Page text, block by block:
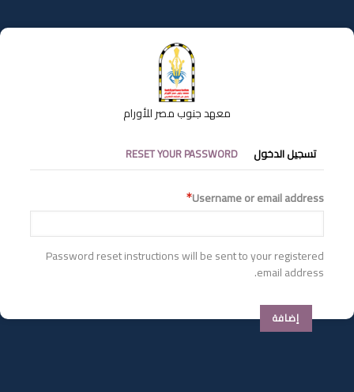
إلى
المحتوى
معهد جنوب مصر للأورام
التبويبات
الأساسية
تسجيل الدخول RESET YOUR PASSWORD
Username or email address
Password reset instructions will be sent to your registered
email address.